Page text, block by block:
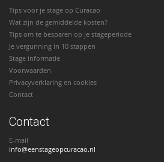
Tips voor je stage op Curacao
Wat zijn de gemiddelde kosten?
Tips om te besparen op je stageperiode
Je vergunning in 10 stappen
Stage informatie
Voorwaarden
Privacyverklaring en cookies
Contact
Contact
E-mail
info@eenstageopcuracao.nl